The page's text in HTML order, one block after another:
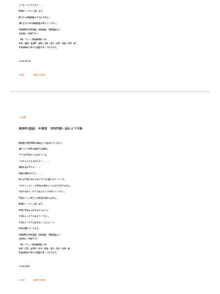
どうなっていただろう・・・
探偵はハッキリと言います。
疑うから結婚調査をするのではなく、
信じきるための結婚調査を考えてください。
中標津町の浮気調査、所在調査、行動調査など
お気軽にご相談下さい
（株）アイシン探偵事務所 では
札幌・室蘭・富良野・美瑛・名寄・旭川・紋別・釧路・芦別 他
北海道全域で様々な調査を承っております。
2012年6月29日
中標津 興信所中標津
未分類
興信所(探偵) 中標津 浮気問題～悩むより行動
配偶者の浮気問題や離婚などで悩まれている方へ。
信じていた相手の裏切りの事実に
アナタは不安がこみ上げてくる。
これからどうなるのだろう・・・・
離婚を迫られたら・・・
別居を強要されたら・・・
色々な不安が次から次とアナタに襲いかかってくる。
ですがここでいくら明日の心配をしてもきりがありません。
今は今日をしっかりと生きることを考えてください。
不安をいくら考えても状況は好転しません。
探偵はハッキリと言います。
明日が不安ならばなおさらのこと
今日をしっかりと生きてください。
今日をしっかりと生き抜くことによって
明日が開けていきます。
中標津町の浮気調査、所在調査、行動調査など
お気軽にご相談下さい
（株）アイシン探偵事務所 では
札幌・江別・岩見沢・砂川・美唄・滝川・旭川・名寄 他
北海道全域で様々な調査を承っております。
2012年6月9日
未分類 興信所中標津